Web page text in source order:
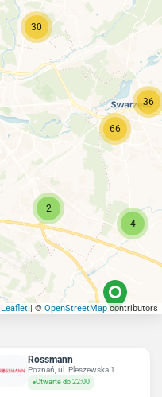
2
30
66
4
36
Leaflet | © OpenStreetMapcontributors
Rossmann
Poznań, ul. Pleszewska 1
Otwarte do 22:00